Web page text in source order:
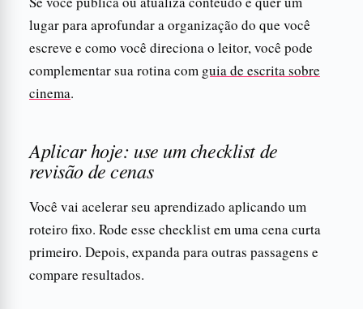
lugar para aprofundar a organização do que você
escreve e como você direciona o leitor, você pode
complementar sua rotina com guia de escrita sobre
cinema.
Aplicar hoje: use um checklist de
revisão de cenas
Você vai acelerar seu aprendizado aplicando um
roteiro fixo. Rode esse checklist em uma cena curta
primeiro. Depois, expanda para outras passagens e
compare resultados.